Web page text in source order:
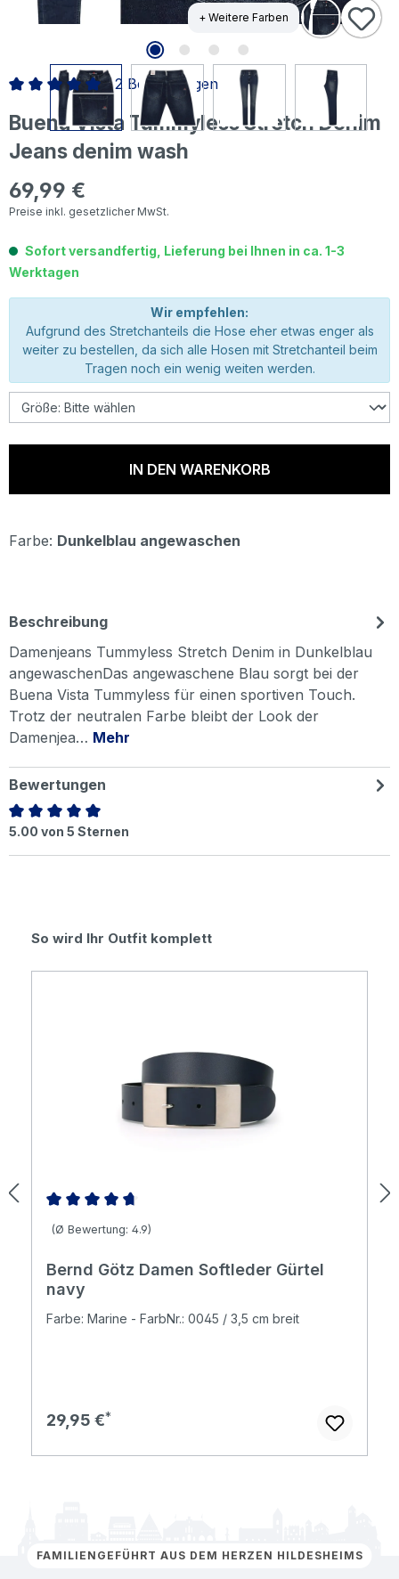
+ Weitere Farben
Buena Vista Tummyless Stretch Denim
Jeans denim wash
Regulärer Preis:
69,99 €
Preise inkl. gesetzlicher MwSt.
Durchschnittliche Bewertung von 5 von 5 Sternen
2 Bewertungen
Sofort versandfertig, Lieferung bei Ihnen in ca. 1-3
Werktagen
Wir empfehlen:
Aufgrund des Stretchanteils die Hose eher etwas enger als
weiter zu bestellen, da sich alle Hosen mit Stretchanteil beim
Tragen noch ein wenig weiten werden.
IN DEN WARENKORB
Farbe: Dunkelblau angewaschen
Beschreibung
Damenjeans Tummyless Stretch Denim in Dunkelblau
angewaschenDas angewaschene Blau sorgt bei der
Buena Vista Tummyless für einen sportiven Touch.
Trotz der neutralen Farbe bleibt der Look der
Damenjea… Mehr
Bewertungen
Durchschnittliche Bewertung von 5 von 5 Sternen
5.00 von 5 Sternen
Produktgalerie überspringen
So wird Ihr Outfit komplett
Durchschnittliche Bewertung von 4.86 von 5 Sternen
(Ø Bewertung: 4.9)
Bernd Götz Damen Softleder Gürtel
navy
Farbe: Marine - FarbNr.: 0045 / 3,5 cm breit
Regulärer Preis:
29,95 €
FAMILIENGEFÜHRT AUS DEM HERZEN HILDESHEIMS